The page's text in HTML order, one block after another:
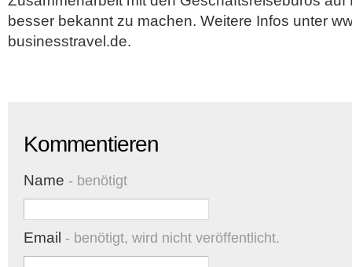
besser bekannt zu machen. Weitere Infos unter
businesstravel.de.
Kommentieren
Name - benötigt
Email - benötigt, wird nicht veröffentlicht.